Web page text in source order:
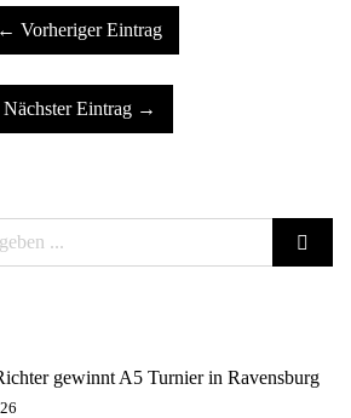
← Vorheriger Eintrag
Nächster Eintrag →
gewinnt A5 Turnier in Ravensburg